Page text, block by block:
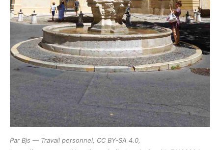
Par Bjs — Travail personnel, CC BY-SA 4.0,